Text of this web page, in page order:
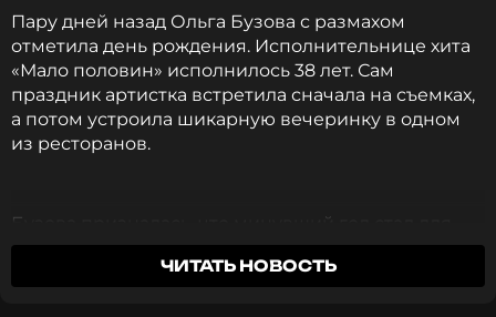
Пару дней назад Ольга Бузова с размахом
отметила день рождения. Исполнительнице хита
«Мало половин» исполнилось 38 лет. Сам
праздник артистка встретила сначала на съемках,
а потом устроила шикарную вечеринку в одном
из ресторанов.
Бузова призналась, что минувший год стал для
нее одним из самых сложных. «И теперь хочу
стереть всю боль. Войти в свой 38-й год жизни
ЧИТАТЬ НОВОСТЬ